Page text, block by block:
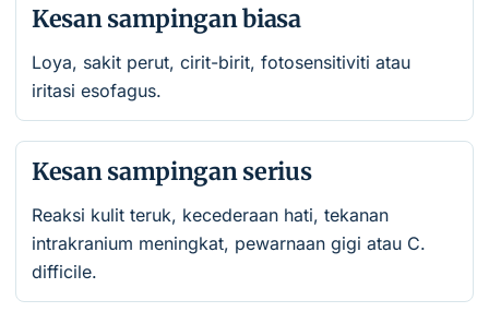
Kesan sampingan biasa
Loya, sakit perut, cirit-birit, fotosensitiviti atau
iritasi esofagus.
Kesan sampingan serius
Reaksi kulit teruk, kecederaan hati, tekanan
intrakranium meningkat, pewarnaan gigi atau C.
difficile.